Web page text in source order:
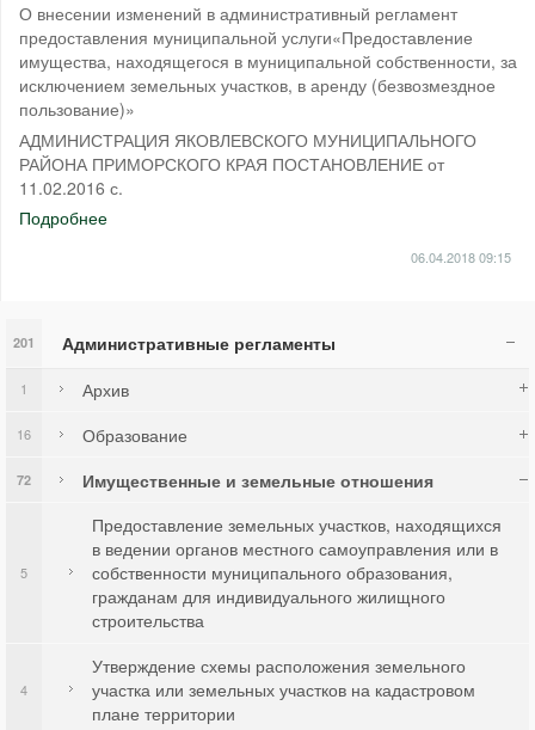
О внесении изменений в административный регламент
предоставления муниципальной услуги«Предоставление
имущества, находящегося в муниципальной собственности, за
исключением земельных участков, в аренду (безвозмездное
пользование)»
АДМИНИСТРАЦИЯ ЯКОВЛЕВСКОГО МУНИЦИПАЛЬНОГО
РАЙОНА ПРИМОРСКОГО КРАЯ ПОСТАНОВЛЕНИЕ от
11.02.2016 с.
Подробнее
06.04.201809:15
Административные регламенты
201
Архив
1
Образование
16
Имущественные и земельные отношения
72
Предоставление земельных участков, находящихся
в ведении органов местного самоуправления или в
собственности муниципального образования,
гражданам для индивидуального жилищного
строительства
5
Утверждение схемы расположения земельного
участка или земельных участков на кадастровом
плане территории
4